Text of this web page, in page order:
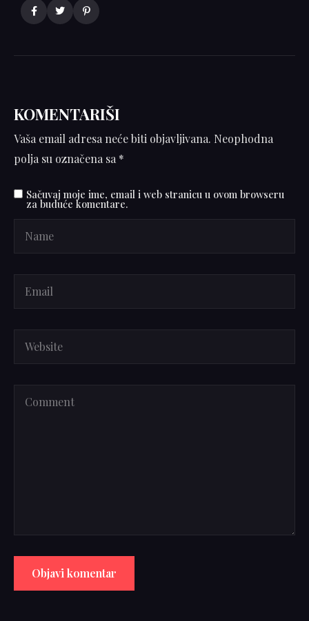
KOMENTARIŠI
Vaša email adresa neće biti objavljivana. Neophodna
polja su označena sa *
Sačuvaj moje ime, email i web stranicu u ovom browseru
za buduće komentare.